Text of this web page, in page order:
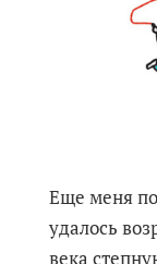
Еще меня
удалось
века